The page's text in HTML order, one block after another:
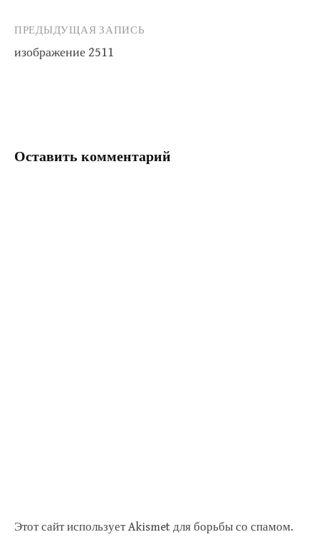
Навигация
по
ПРЕДЫДУЩАЯ ЗАПИСЬ
изображение 2511
Оставить комментарий
Этот сайт использует Akismet для борьбы со спамом.